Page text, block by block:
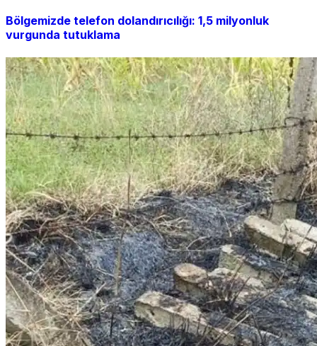
Bölgemizde telefon dolandırıcılığı: 1,5 milyonluk
vurgunda tutuklama